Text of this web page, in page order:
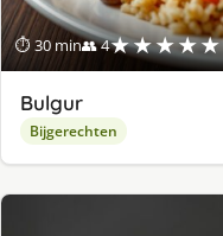
⏱ 30 min👥 4★★★★★
Bulgur
Bijgerechten